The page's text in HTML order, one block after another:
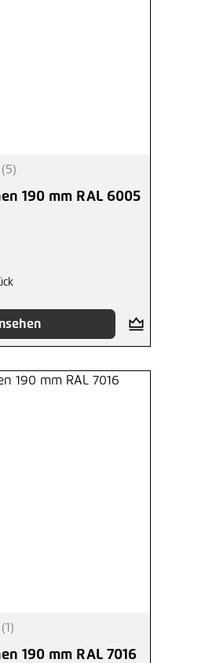
Bewertung von 4.6 von 5
(5)
190 mm RAL 6005
Bewertung von 5 von 5
(1)
190 mm RAL 7016